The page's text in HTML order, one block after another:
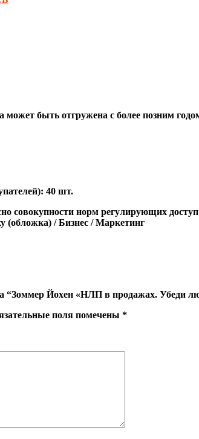
может быть отгружена c более позним
40 шт.
совокупности норм регулирующих
(обложка) / Бизнес / Маркетинг
“Зоммер Йохен «НЛП в продажах. Убеди
поля помечены *